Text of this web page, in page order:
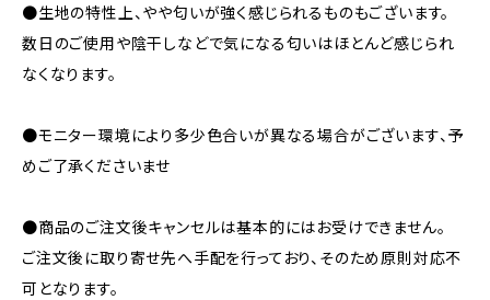
●生地の特性上、やや匂いが強く感じられるものもございます。
数日のご使用や陰干しなどで気になる匂いはほとんど感じられ
なくなります。
●モニター環境により多少色合いが異なる場合がございます、予
めご了承くださいませ
●商品のご注文後キャンセルは基本的にはお受けできません。
ご注文後に取り寄せ先へ手配を行っており、そのため原則対応不
可となります。